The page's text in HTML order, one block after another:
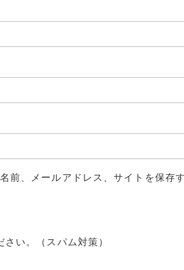
前、メールアドレス、サイトを保存
い。（スパム対策）